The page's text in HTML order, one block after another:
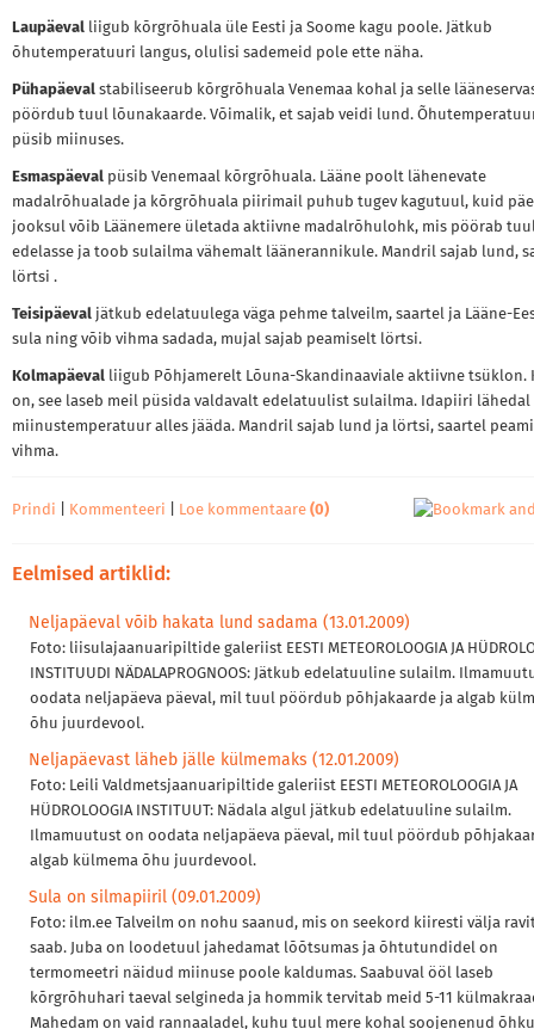
Laupäeval liigub kõrgrõhuala üle Eesti ja Soome kagu poole. Jätkub
õhutemperatuuri langus, olulisi sademeid pole ette näha.
Pühapäeval stabiliseerub kõrgrõhuala Venemaa kohal ja selle
pöördub tuul lõunakaarde. Võimalik, et sajab veidi lund.
püsib miinuses.
Esmaspäeval püsib Venemaal kõrgrõhuala. Lääne poolt lähenevate
madalrõhualade ja kõrgrõhuala piirimail puhub tugev kagutuul, kuid
jooksul võib Läänemere ületada aktiivne madalrõhulohk, mis pöörab
edelasse ja toob sulailma vähemalt läänerannikule. Mandril sajab lund,
lörtsi .
Teisipäeval jätkub edelatuulega väga pehme talveilm, saartel ja Lääne-
sula ning võib vihma sadada, mujal sajab peamiselt lörtsi.
Kolmapäeval liigub Põhjamerelt Lõuna-Skandinaaviale aktiivne tsüklon.
on, see laseb meil püsida valdavalt edelatuulist sulailma. Idapiiri lähedal
miinustemperatuur alles jääda. Mandril sajab lund ja lörtsi, saartel
vihma.
Prindi Kommenteeri Loe kommentaare (0)
Eelmised artiklid:
Neljapäeval võib hakata lund sadama (13.01.2009)
Foto: liisulajaanuaripiltide galeriist EESTI METEOROLOOGIA JA
INSTITUUDI NÄDALAPROGNOOS: Jätkub edelatuuline sulailm.
oodata neljapäeva päeval, mil tuul pöördub põhjakaarde ja algab
õhu juurdevool.
Neljapäevast läheb jälle külmemaks (12.01.2009)
Foto: Leili Valdmetsjaanuaripiltide galeriist EESTI METEOROLOOGIA JA
HÜDROLOOGIA INSTITUUT: Nädala algul jätkub edelatuuline sulailm.
Ilmamuutust on oodata neljapäeva päeval, mil tuul pöördub
algab külmema õhu juurdevool.
Sula on silmapiiril (09.01.2009)
Foto: ilm.ee Talveilm on nohu saanud, mis on seekord kiiresti välja
saab. Juba on loodetuul jahedamat lõõtsumas ja õhtutundidel on
termomeetri näidud miinuse poole kaldumas. Saabuval ööl laseb
kõrgrõhuhari taeval selgineda ja hommik tervitab meid 5-11
Mahedam on vaid rannaaladel, kuhu tuul mere kohal soojenenud õhku